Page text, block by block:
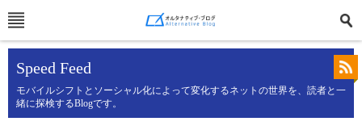
Speed Feed
モバイルシフトとソーシャル化によって変化するネットの世界を、読者と一
緒に探検するBlogです。